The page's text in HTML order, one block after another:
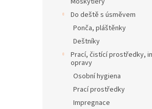
Do deště s úsměvem
Ponča, pláštěnky
Deštníky
Prací, čistící prostředky,
opravy
Osobní hygiena
Prací prostředky
Impregnace